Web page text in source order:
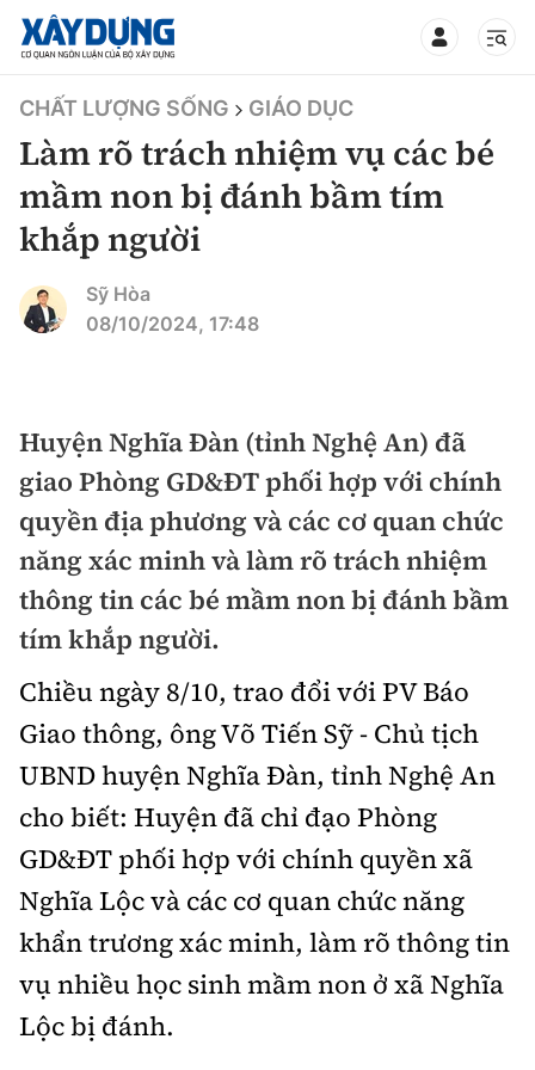
TIN BỘ XÂY DỰNG
CHUYÊN MỤC
Mới nhất
Chính trị
Xã hội
Chuyện dọc đường
Cải chính
Xây dựng
Chỉ đạo điều hành
Quy hoạch kiến trúc
Vật liệu xây dựng
Giám định chất lượng
Quản lý đô thị
Giao thông
Quản lý
Đường bộ
Hàng không
Đăng kiểm
Đường sắt tốc độ cao
Đường thủy
Hàng hải
Kinh tế
Thị trường
Tài chính
Chứng khoán
Bảo hiểm
Doanh nghiệp
Pháp luật
An ninh hình sự
Điều tra
Pháp đình
Hỏi - Đáp
An toàn giao thông
Giao thông 24h
ATGT địa phương
Văn hóa giao thông
Lái xe an toàn
Chung tay vì ATGT
Chất lượng sống
Giáo dục
Y tế
Đời sống
Lao động - Công đoàn
Văn hóa - Giải Trí
Văn hóa
Showbiz
Điện ảnh
Thể thao
Bóng đá
Công nghệ
CHẤT LƯỢNG SỐNG GIÁO DỤC
Làm rõ trách nhiệm vụ các bé
mầm non bị đánh bầm tím
khắp người
Sỹ Hòa
08/10/2024, 17:48
Huyện Nghĩa Đàn (tỉnh Nghệ An) đã
giao Phòng GD&ĐT phối hợp với chính
quyền địa phương và các cơ quan chức
năng xác minh và làm rõ trách nhiệm
thông tin các bé mầm non bị đánh bầm
tím khắp người.
Chiều ngày 8/10, trao đổi với PV Báo
Giao thông, ông Võ Tiến Sỹ - Chủ tịch
UBND huyện Nghĩa Đàn, tỉnh Nghệ An
cho biết: Huyện đã chỉ đạo Phòng
GD&ĐT phối hợp với chính quyền xã
Nghĩa Lộc và các cơ quan chức năng
khẩn trương xác minh, làm rõ thông tin
vụ nhiều học sinh mầm non ở xã Nghĩa
Lộc bị đánh.